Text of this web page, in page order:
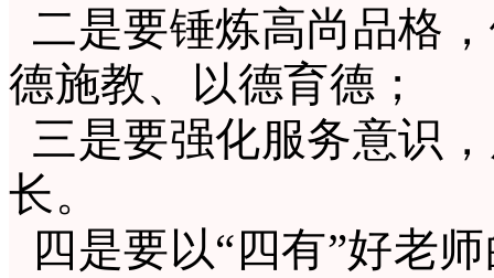
二是要锤炼高尚品格
德施教、以德育德；
三是要强化服务意识
长。
四是要以“四有”好老